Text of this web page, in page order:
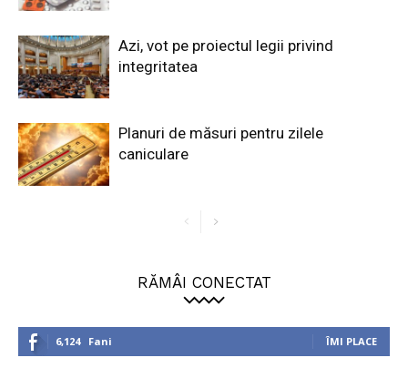
Azi, vot pe proiectul legii privind
integritatea
Planuri de măsuri pentru zilele
caniculare
RĂMÂI CONECTAT
6,124 Fani ÎMI PLACE